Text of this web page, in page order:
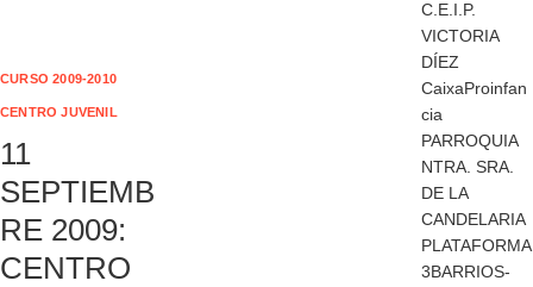
CURSO 2009-2010
CENTRO JUVENIL
11
SEPTIEMB
RE 2009:
CENTRO
C.E.I.P.
VICTORIA
DÍEZ
CaixaProinfan
cia
PARROQUIA
NTRA. SRA.
DE LA
CANDELARIA
PLATAFORMA
3BARRIOS-